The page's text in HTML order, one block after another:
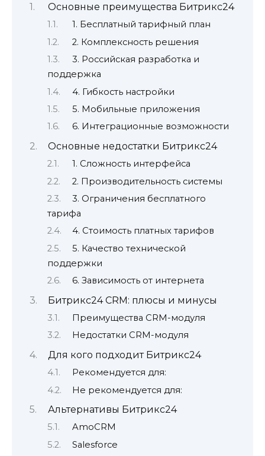
Основные преимущества Битрикс24
1. Бесплатный тарифный план
2. Комплексность решения
3. Российская разработка и
поддержка
4. Гибкость настройки
5. Мобильные приложения
6. Интеграционные возможности
Основные недостатки Битрикс24
1. Сложность интерфейса
2. Производительность системы
3. Ограничения бесплатного
тарифа
4. Стоимость платных тарифов
5. Качество технической
поддержки
6. Зависимость от интернета
Битрикс24 CRM: плюсы и минусы
Преимущества CRM-модуля
Недостатки CRM-модуля
Для кого подходит Битрикс24
Рекомендуется для:
Не рекомендуется для:
Альтернативы Битрикс24
AmoCRM
Salesforce